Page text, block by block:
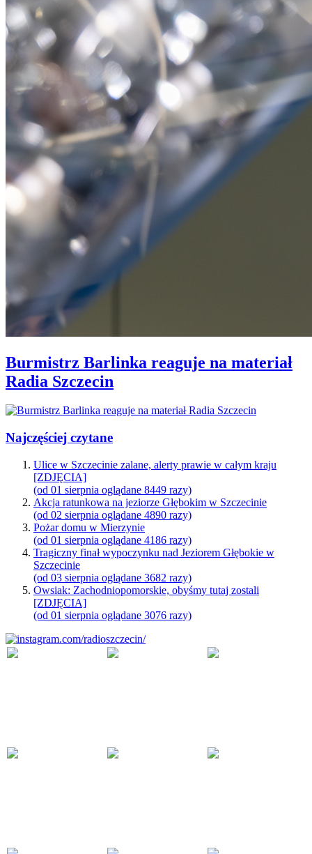
Burmistrz Barlinka reaguje na materiał
Radia Szczecin
Najczęściej czytane
Ulice w Szczecinie zalane, alerty prawie w całym kraju
[ZDJĘCIA]
(od 01 sierpnia oglądane 8449 razy)
Akcja ratunkowa na jeziorze Głębokim w Szczecinie
(od 02 sierpnia oglądane 4890 razy)
Pożar domu w Mierzynie
(od 01 sierpnia oglądane 4186 razy)
Tragiczny finał wypoczynku nad Jeziorem Głębokie w
Szczecinie
(od 03 sierpnia oglądane 3682 razy)
Owsiak: Zachodniopomorskie, obyśmy tutaj zostali
[ZDJĘCIA]
(od 01 sierpnia oglądane 3076 razy)